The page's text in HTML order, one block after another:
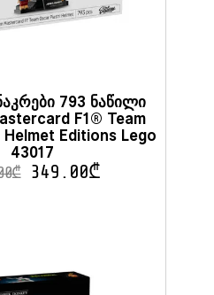
793 ნაწილი
F1® Team
Editions Lego
43017
₾ 349.00₾